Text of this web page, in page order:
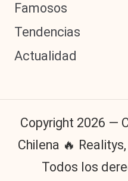
Famosos
Tendencias
Actualidad
Copyright 2026 —
Chilena 🔥
Todos los